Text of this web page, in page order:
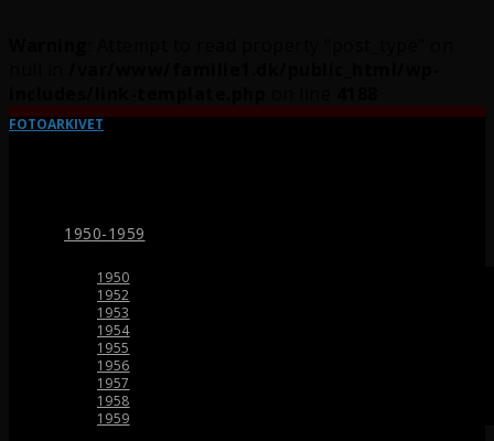
FOTOARKIVET
1950-1959
1950
1952
1953
1954
1955
1956
1957
1958
1959